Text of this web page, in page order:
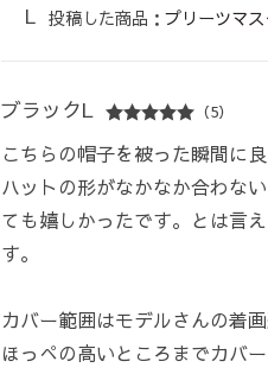
投稿した商品： プリーツマス
ブラックL （5）
こちらの帽子を被った瞬間に
ハットの形がなかなか合わな
ても嬉しかったです。とは言
す。
カバー範囲はモデルさんの着
ほっぺの高いところまでカバ